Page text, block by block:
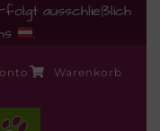
ausschließlich
.
Warenkorb